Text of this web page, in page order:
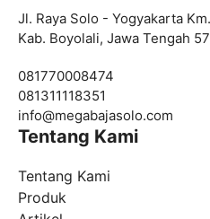
Jl. Raya Solo - Yogyakarta
Kab. Boyolali, Jawa Tengah
081770008474
081311118351
info@megabajasolo.com
Tentang Kami
Tentang Kami
Produk